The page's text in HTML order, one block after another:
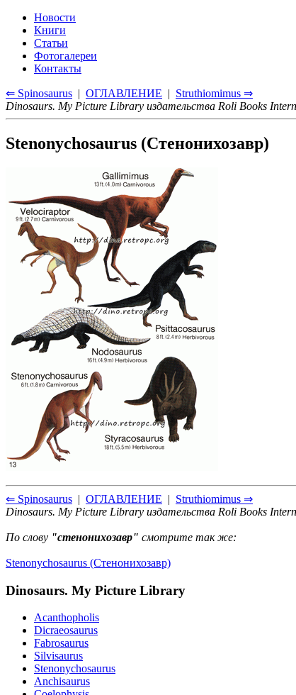
Новости
Книги
Статьи
Фотогалереи
Контакты
⇐ Spinosaurus | ОГЛАВЛЕНИЕ | Struthiomimus ⇒
Dinosaurs. My Picture Library издательства Roli Books
Stenonychosaurus (Cтенонихозавр)
⇐ Spinosaurus | ОГЛАВЛЕНИЕ | Struthiomimus ⇒
Dinosaurs. My Picture Library издательства Roli Books
По слову "cтенонихозавр" смотрите так же:
Stenonychosaurus (Cтенонихозавр)
Dinosaurs. My Picture Library
Acanthopholis
Dicraeosaurus
Fabrosaurus
Silvisaurus
Stenonychosaurus
Anchisaurus